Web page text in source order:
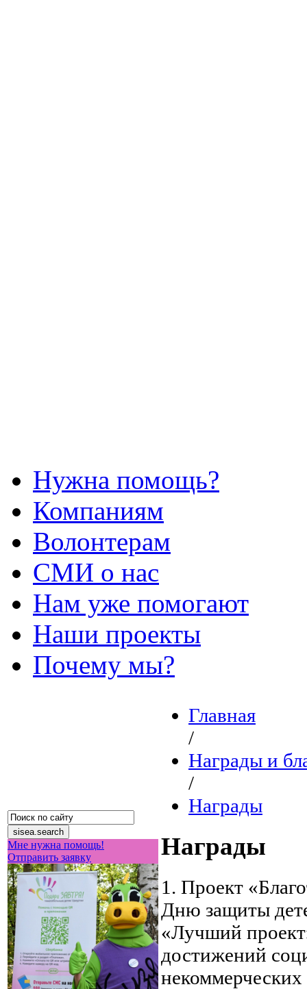
Нужна помощь?
Компаниям
Волонтерам
СМИ о нас
Нам уже помогают
Наши проекты
Почему мы?
Мне нужна помощь!
Отправить заявку
Главная
/
Награды и
/
Награды
Награды
1. Проект
Дню защиты
«Лучший
достижений
некоммерческих